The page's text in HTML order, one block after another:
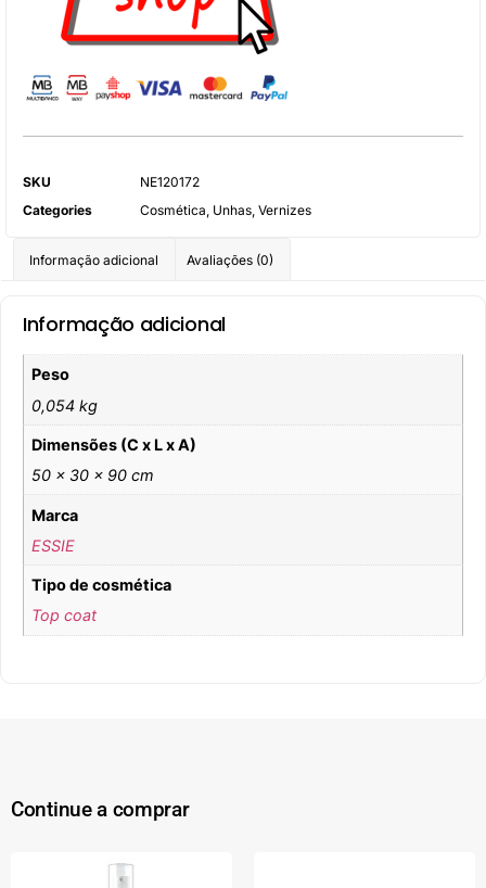
SKU
NE120172
Categories
Cosmética, Unhas, Vernizes
Informação adicional Avaliações (0)
Informação adicional
Peso
0,054 kg
Dimensões (C x L x A)
50 × 30 × 90 cm
Marca
ESSIE
Tipo de cosmética
Top coat
Continue a comprar